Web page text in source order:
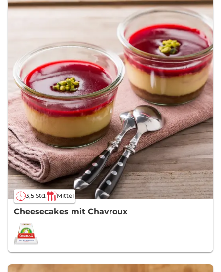
3,5 Std. Mittel
Cheesecakes mit Chavroux